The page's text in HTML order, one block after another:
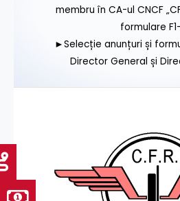
membru în CA-ul CNCF
formulare
►Selecție anunțuri și
Director General și